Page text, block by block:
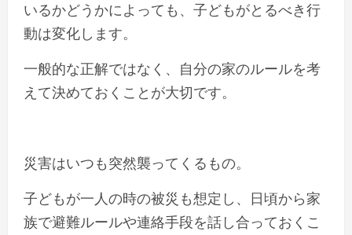
いるかどうかによっても、子どもがとるべき行
動は変化します。
一般的な正解ではなく、自分の家のルールを考
えて決めておくことが大切です。
災害はいつも突然襲ってくるもの。
子どもが一人の時の被災も想定し、日頃から家
族で避難ルールや連絡手段を話し合っておくこ